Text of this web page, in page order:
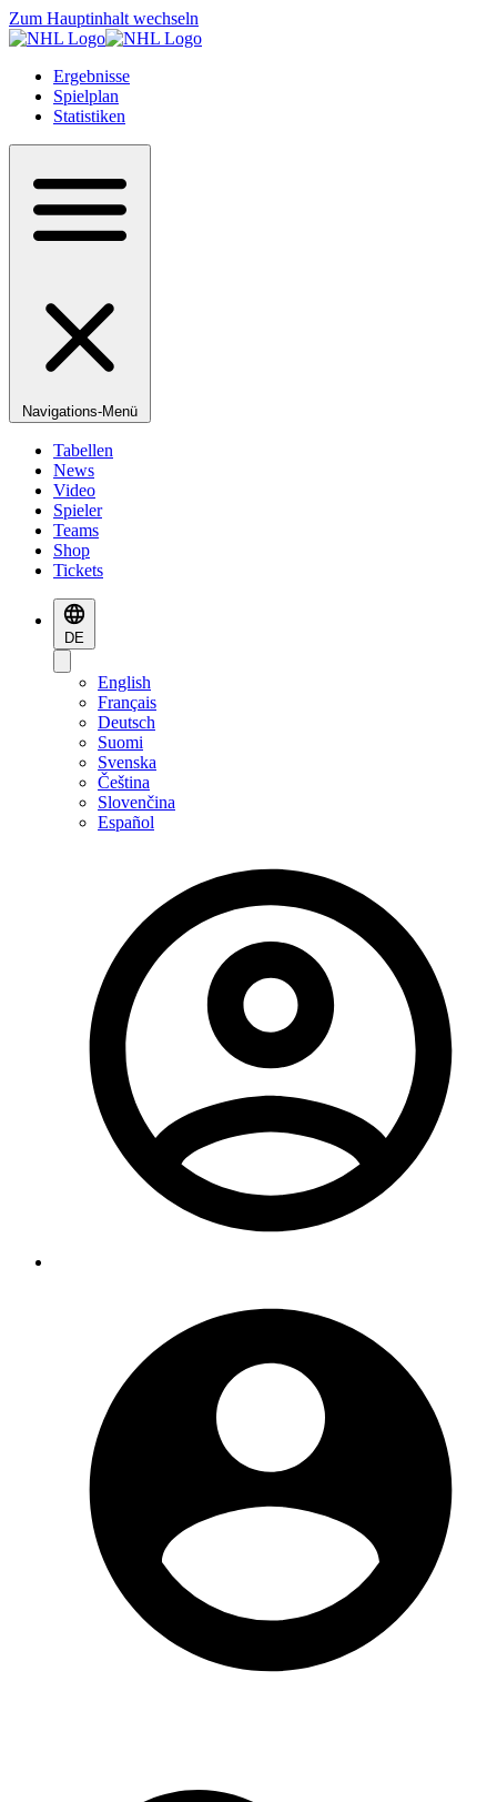
Zum Hauptinhalt wechseln
Ergebnisse
Spielplan
Statistiken
Navigations-Menü
Tabellen
News
Video
Spieler
Teams
Shop
Tickets
DE
English
Français
Deutsch
Suomi
Svenska
Čeština
Slovenčina
Español